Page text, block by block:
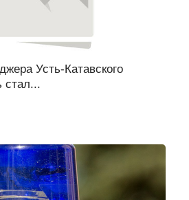
Усть-Катавского
стал...